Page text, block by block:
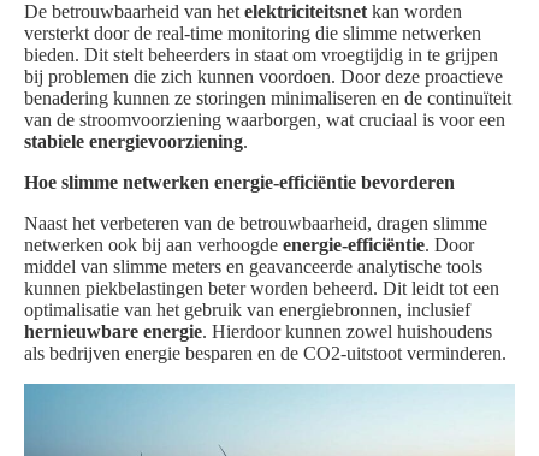
De betrouwbaarheid van het elektriciteitsnet kan worden
versterkt door de real-time monitoring die slimme netwerken
bieden. Dit stelt beheerders in staat om vroegtijdig in te grijpen
bij problemen die zich kunnen voordoen. Door deze proactieve
benadering kunnen ze storingen minimaliseren en de continuïteit
van de stroomvoorziening waarborgen, wat cruciaal is voor een
stabiele energievoorziening.
Hoe slimme netwerken energie-efficiëntie bevorderen
Naast het verbeteren van de betrouwbaarheid, dragen slimme
netwerken ook bij aan verhoogde energie-efficiëntie. Door
middel van slimme meters en geavanceerde analytische tools
kunnen piekbelastingen beter worden beheerd. Dit leidt tot een
optimalisatie van het gebruik van energiebronnen, inclusief
hernieuwbare energie. Hierdoor kunnen zowel huishoudens
als bedrijven energie besparen en de CO2-uitstoot verminderen.